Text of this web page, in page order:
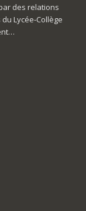
des relations
Lycée-Collège